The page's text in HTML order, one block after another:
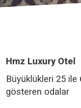
Hmz Luxury Otel
Büyüklükleri 25 ile
gösteren odalar